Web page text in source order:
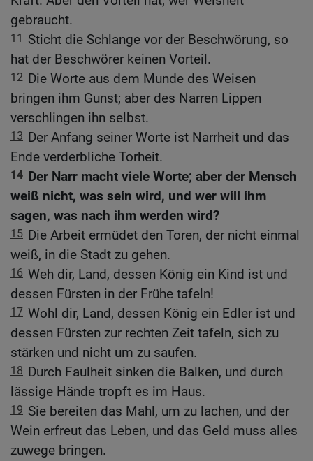
gebraucht.
11
Sticht die Schlange vor der Beschwörung, so
hat der Beschwörer keinen Vorteil.
12 Die Worte aus dem Munde des Weisen
bringen ihm Gunst; aber des Narren Lippen
verschlingen ihn selbst.
13 Der Anfang seiner Worte ist Narrheit und das
Ende verderbliche Torheit.
14 Der Narr macht viele Worte; aber der Mensch
weiß nicht, was sein wird, und wer will ihm
sagen, was nach ihm werden wird?
15 Die Arbeit ermüdet den Toren, der nicht einmal
weiß, in die Stadt zu gehen.
16 Weh dir, Land, dessen König ein Kind ist und
dessen Fürsten in der Frühe tafeln!
17 Wohl dir, Land, dessen König ein Edler ist und
dessen Fürsten zur rechten Zeit tafeln, sich zu
stärken und nicht um zu saufen.
18 Durch Faulheit sinken die Balken, und durch
lässige Hände tropft es im Haus.
19 Sie bereiten das Mahl, um zu lachen, und der
Wein erfreut das Leben, und das Geld muss alles
zuwege bringen.